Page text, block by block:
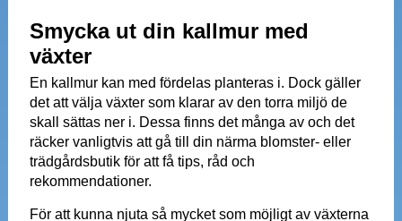
Smycka ut din kallmur med
växter
En kallmur kan med fördelas planteras i. Dock gäller
det att välja växter som klarar av den torra miljö de
skall sättas ner i. Dessa finns det många av och det
räcker vanligtvis att gå till din närma blomster- eller
trädgårdsbutik för att få tips, råd och
rekommendationer.
För att kunna njuta så mycket som möjligt av växterna